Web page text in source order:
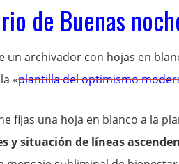
de Buenas
un archivador con hojas en
«plantilla del optimismo
fijas una hoja en blanco a la
y situación de líneas